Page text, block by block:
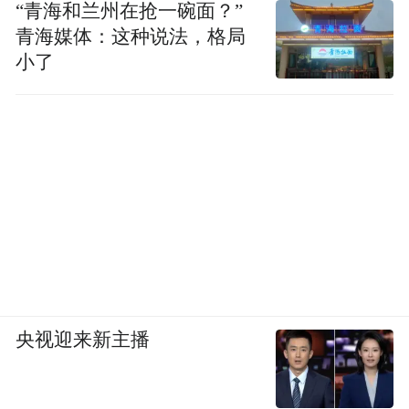
“青海和兰州在抢一碗面？”
青海媒体：这种说法，格局
小了
央视迎来新主播